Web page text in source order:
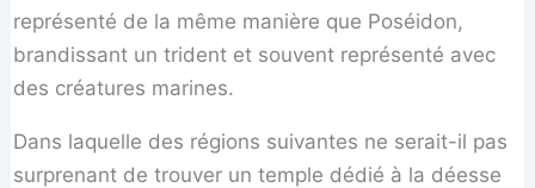
représenté de la même manière que Poséidon,
brandissant un trident et souvent représenté avec
des créatures marines.
Dans laquelle des régions suivantes ne serait-il pas
surprenant de trouver un temple dédié à la déesse